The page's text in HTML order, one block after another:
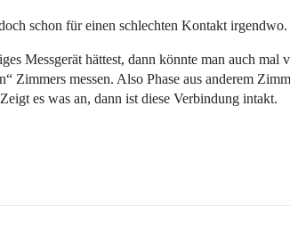
schon für einen schlechten Kontakt
Messgerät hättest, dann könnte man auch mal
Zimmers messen. Also Phase aus anderem
es was an, dann ist diese Verbindung intakt.